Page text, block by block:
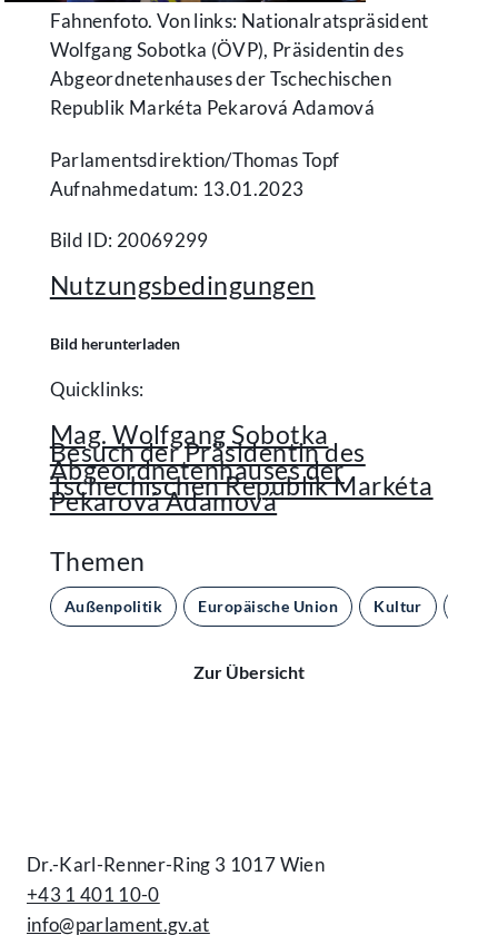
Fahnenfoto. Von links: Nationalratspräsident
Wolfgang Sobotka (ÖVP), Präsidentin des
Abgeordnetenhauses der Tschechischen
Republik Markéta Pekarová Adamová
Parlamentsdirektion/​Thomas Topf
Aufnahmedatum: 13.01.2023
Bild ID: 20069299
Nutzungsbedingungen
Bild herunterladen
Quicklinks:
Mag. Wolfgang Sobotka
Besuch der Präsidentin des
Abgeordnetenhauses der
Tschechischen Republik Markéta
Pekarová Adamová
Themen
Außenpolitik Europäische Union Kultur
Zur Übersicht
Dr.-Karl-Renner-Ring 3 1017 Wien
+43 1 401 10-0
info@parlament.gv.at